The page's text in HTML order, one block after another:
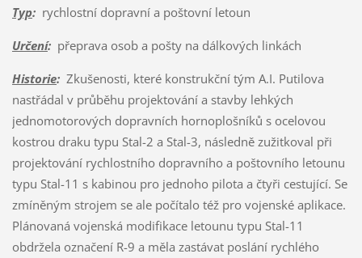
Typ:rychlostní dopravní a poštovní letoun
Určení:přeprava osob a pošty na dálkových linkách
Historie:Zkušenosti, které konstrukční tým A.I. Putilova
nastřádal v průběhu projektování a stavby lehkých
jednomotorových dopravních hornoplošníků s ocelovou
kostrou draku typu Stal-2 a Stal-3, následně zužitkoval při
projektování rychlostního dopravního a poštovního letounu
typu Stal-11 s kabinou pro jednoho pilota a čtyři cestující. Se
zmíněným strojem se ale počítalo též pro vojenské aplikace.
Plánovaná vojenská modifikace letounu typu Stal-11
obdržela označení R-9 a měla zastávat poslání rychlého